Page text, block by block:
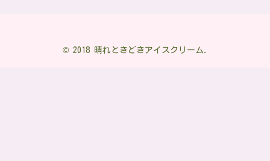
© 2018 晴れときどきアイスクリーム.